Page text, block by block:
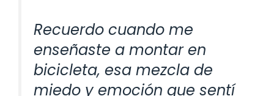
Recuerdo cuando me
enseñaste a montar en
bicicleta, esa mezcla de
miedo y emoción que sentí